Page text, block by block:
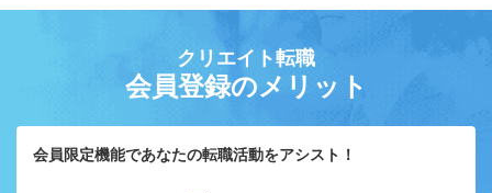
クリエイト転職
会員登録のメリット
会員限定機能であなたの転職活動をアシスト！